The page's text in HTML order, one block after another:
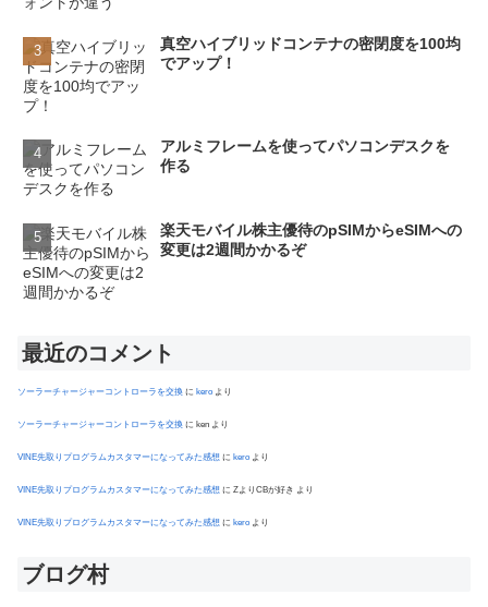
真空ハイブリッドコンテナの密閉度を100均
でアップ！
アルミフレームを使ってパソコンデスクを
作る
楽天モバイル株主優待のpSIMからeSIMへの
変更は2週間かかるぞ
最近のコメント
ソーラーチャージャーコントローラを交換 に kero より
ソーラーチャージャーコントローラを交換 に ken より
VINE先取りプログラムカスタマーになってみた感想 に kero より
VINE先取りプログラムカスタマーになってみた感想 に ZよりCBが好き より
VINE先取りプログラムカスタマーになってみた感想 に kero より
ブログ村